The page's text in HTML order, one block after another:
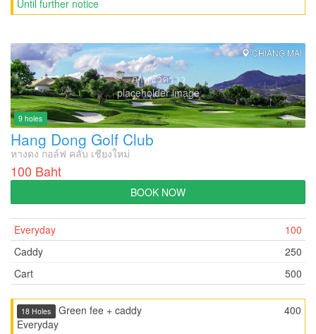
Until further notice
ภาพชั่วคราว
placeholder image
CHIANG MAI
9 holes
Hang Dong Golf Club
หางดง กอล์ฟ คลับ เชียงใหม่
100 Baht
BOOK NOW
Everyday
100
Caddy
250
Cart
500
400
18 Holes Green fee + caddy
Everyday